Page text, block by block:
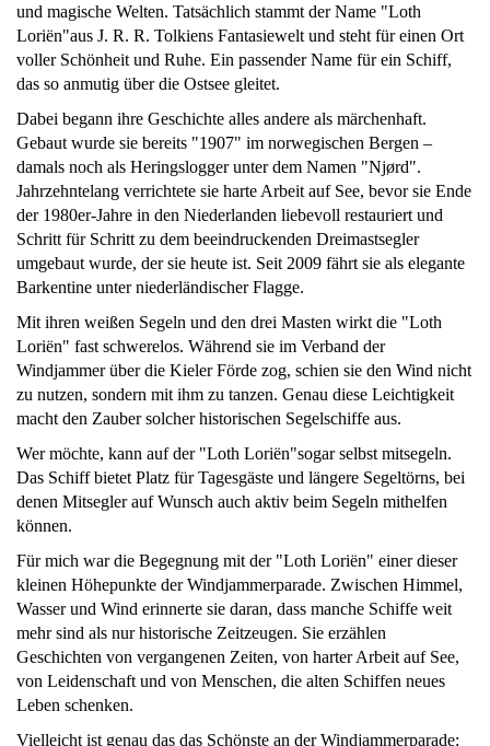
und magische Welten. Tatsächlich stammt der Name "Loth
Loriën"aus J. R. R. Tolkiens Fantasiewelt und steht für einen Ort
voller Schönheit und Ruhe. Ein passender Name für ein Schiff,
das so anmutig über die Ostsee gleitet.
Dabei begann ihre Geschichte alles andere als märchenhaft.
Gebaut wurde sie bereits "1907" im norwegischen Bergen –
damals noch als Heringslogger unter dem Namen "Njørd".
Jahrzehntelang verrichtete sie harte Arbeit auf See, bevor sie Ende
der 1980er-Jahre in den Niederlanden liebevoll restauriert und
Schritt für Schritt zu dem beeindruckenden Dreimastsegler
umgebaut wurde, der sie heute ist. Seit 2009 fährt sie als elegante
Barkentine unter niederländischer Flagge.
Mit ihren weißen Segeln und den drei Masten wirkt die "Loth
Loriën" fast schwerelos. Während sie im Verband der
Windjammer über die Kieler Förde zog, schien sie den Wind nicht
zu nutzen, sondern mit ihm zu tanzen. Genau diese Leichtigkeit
macht den Zauber solcher historischen Segelschiffe aus.
Wer möchte, kann auf der "Loth Loriën"sogar selbst mitsegeln.
Das Schiff bietet Platz für Tagesgäste und längere Segeltörns, bei
denen Mitsegler auf Wunsch auch aktiv beim Segeln mithelfen
können.
Für mich war die Begegnung mit der "Loth Loriën" einer dieser
kleinen Höhepunkte der Windjammerparade. Zwischen Himmel,
Wasser und Wind erinnerte sie daran, dass manche Schiffe weit
mehr sind als nur historische Zeitzeugen. Sie erzählen
Geschichten von vergangenen Zeiten, von harter Arbeit auf See,
von Leidenschaft und von Menschen, die alten Schiffen neues
Leben schenken.
Vielleicht ist genau das das Schönste an der Windjammerparade: